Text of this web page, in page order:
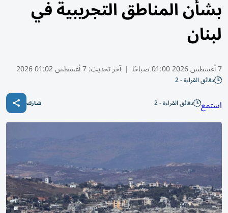
بشأن المناطق التجريبية في
لبنان
7 أغسطس 2026 01:00 صباحًا | آخر تحديث:7 أغسطس 01:02 2026
دقائق القراءة - 2
استمع دقائق القراءة - 2 شارك